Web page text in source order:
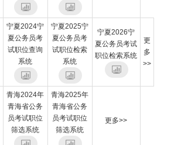
宁夏2024宁
夏公务员考
试职位查询
系统
宁夏2025宁
夏公务员考
试职位检索
系统
宁夏2026宁
夏公务员考试
职位检索系统
更
多
>>
青海2024年
青海省公务
员考试职位
筛选系统
青海2025年
青海省公务
员考试职位
筛选系统
更多>>